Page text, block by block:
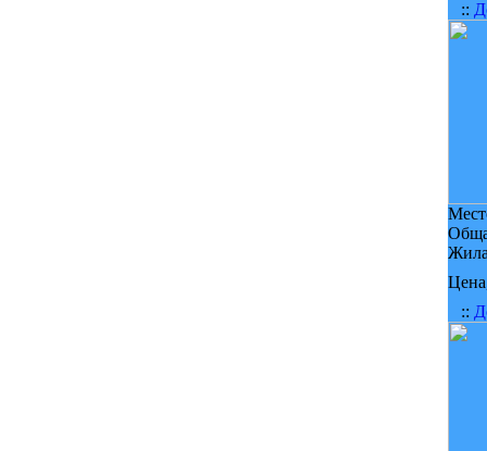
::
::